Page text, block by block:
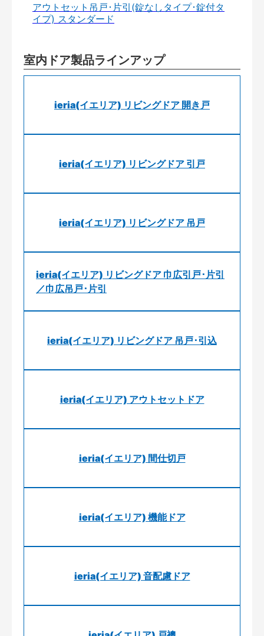
アウトセット吊戸･片引(錠なしタイプ･錠付タ
イプ) スタンダード
室内ドア製品ラインアップ
ieria(イエリア) リビングドア 開き戸
ieria(イエリア) リビングドア 引戸
ieria(イエリア) リビングドア 吊戸
ieria(イエリア) リビングドア 巾広引戸･片引
／巾広吊戸･片引
ieria(イエリア) リビングドア 吊戸･引込
ieria(イエリア) アウトセットドア
ieria(イエリア) 間仕切戸
ieria(イエリア) 機能ドア
ieria(イエリア) 音配慮ドア